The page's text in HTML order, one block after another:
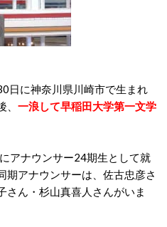
日に神奈川県川崎市で生まれ
一浪して早稲田大学第一文学
アナウンサー24期生として就
期アナウンサーは、佐古忠彦さ
さん・杉山真喜人さんがいま